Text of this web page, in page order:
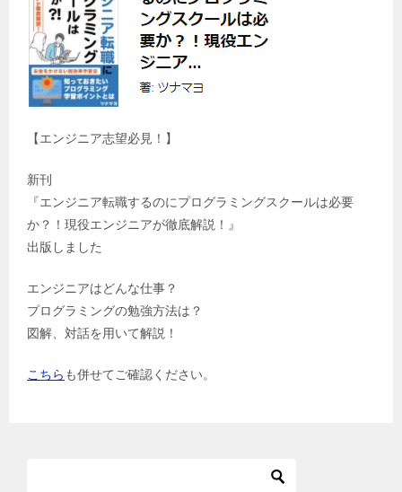
【エンジニア志望必見！】
新刊
『エンジニア転職するのにプログラミングスクールは必要
か？！現役エンジニアが徹底解説！』
出版しました
エンジニアはどんな仕事？
プログラミングの勉強方法は？
図解、対話を用いて解説！
こちら も併せてご確認ください。